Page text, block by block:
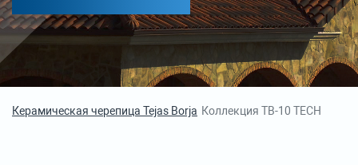
Керамическая черепица Tejas Borja Коллекция TB-10 TECH